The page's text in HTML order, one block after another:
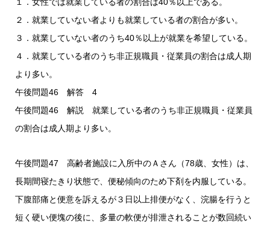
１．女性では就業している者の割合は40％以上である。
２．就業していない者よりも就業している者の割合が多い。
３．就業していない者のうち40％以上が就業を希望している。
４．就業している者のうち非正規職員・従業員の割合は成人期
より多い。
午後問題46 解答 4
午後問題46 解説 就業している者のうち非正規職員・従業員
の割合は成人期より多い。
午後問題47 高齢者施設に入所中のＡさん（78歳、女性）は、
長期間寝たきり状態で、便秘傾向のため下剤を内服している。
下腹部痛と便意を訴えるが３日以上排便がなく、浣腸を行うと
短く硬い便塊の後に、多量の軟便が排泄されることが数回続い